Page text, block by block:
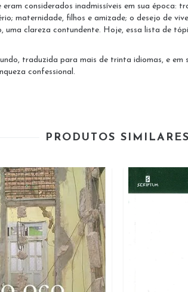
considerados inadmissíveis em sua época:
maternidade, filhos e amizade; o desejo de
clareza contundente. Hoje, essa lista de
traduzida para mais de trinta idiomas, e
confessional.
PRODUTOS SIMILARES